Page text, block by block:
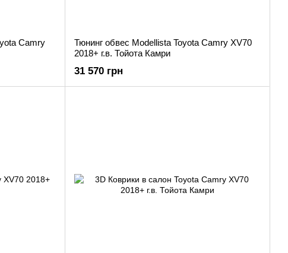
Camry
Тюнинг обвес Modellista Toyota Camry XV70
2018+ г.в. Тойота Камри
31 570 грн